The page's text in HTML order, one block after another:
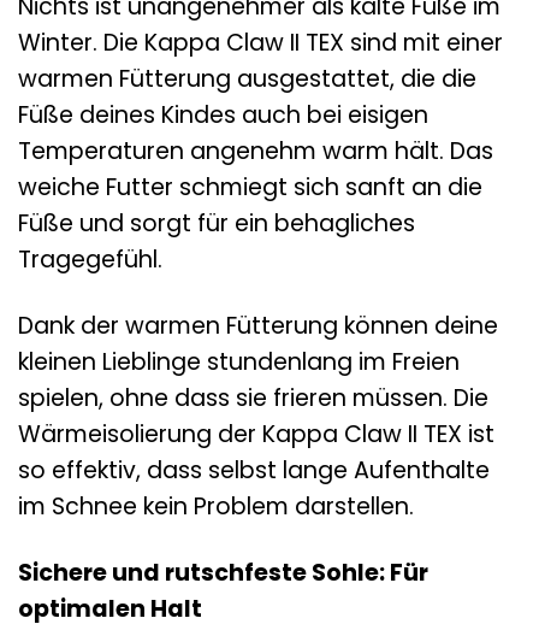
Nichts ist unangenehmer als kalte Füße im
Winter. Die Kappa Claw II TEX sind mit einer
warmen Fütterung ausgestattet, die die
Füße deines Kindes auch bei eisigen
Temperaturen angenehm warm hält. Das
weiche Futter schmiegt sich sanft an die
Füße und sorgt für ein behagliches
Tragegefühl.
Dank der warmen Fütterung können deine
kleinen Lieblinge stundenlang im Freien
spielen, ohne dass sie frieren müssen. Die
Wärmeisolierung der Kappa Claw II TEX ist
so effektiv, dass selbst lange Aufenthalte
im Schnee kein Problem darstellen.
Sichere und rutschfeste Sohle: Für
optimalen Halt